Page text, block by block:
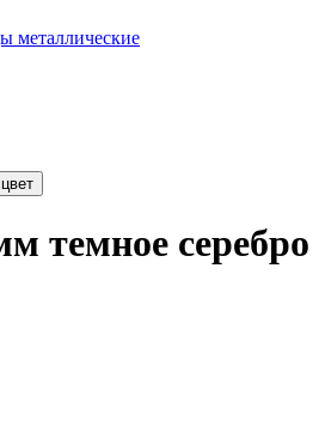
металлические
Выбрать другой цвет
темное серебро